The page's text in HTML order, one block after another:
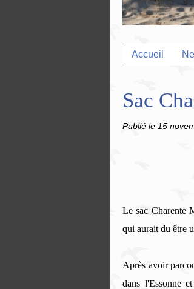
Accueil
Sac
Publié le 15
Le sac Charente
qui aurait du être
Après avoir
dans l'Essonne